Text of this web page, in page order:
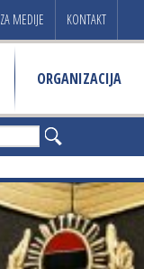
ZA MEDIJE KONTAKT
ORGANIZACIJA